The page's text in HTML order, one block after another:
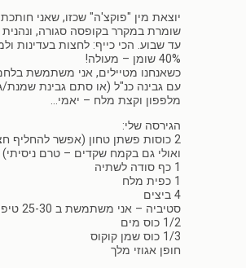
שומרת במקרר בקופסה סגורה,
עד שבוע. הכי כייף: לחצות בעדינות
40% שומן – מעולה!
כשאנחנו מטיילים, אני משתמשת
מלפפון וקצת מלח – יאמי…
הגירסה שלי:
2 כוסות פשתן טחון (אפשר להחליף
ואולי גם בקמח שקדים – טרם ניסיתי)
1 כף סודה לשתיה
1 כפית מלח
4 ביצים
סטיביה – אני משתמשת ב 25-30 טיפות
1/2 כוס מים
1/3 כוס שמן קוקוס
חופן אגוזי מלך